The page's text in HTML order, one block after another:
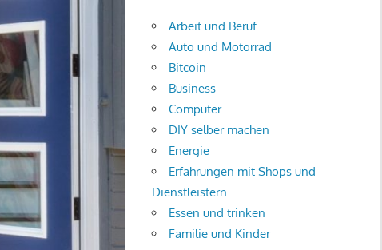
Arbeit und Beruf
Auto und Motorrad
Bitcoin
Business
Computer
DIY selber machen
Energie
Erfahrungen mit Shops und
Dienstleistern
Essen und trinken
Familie und Kinder